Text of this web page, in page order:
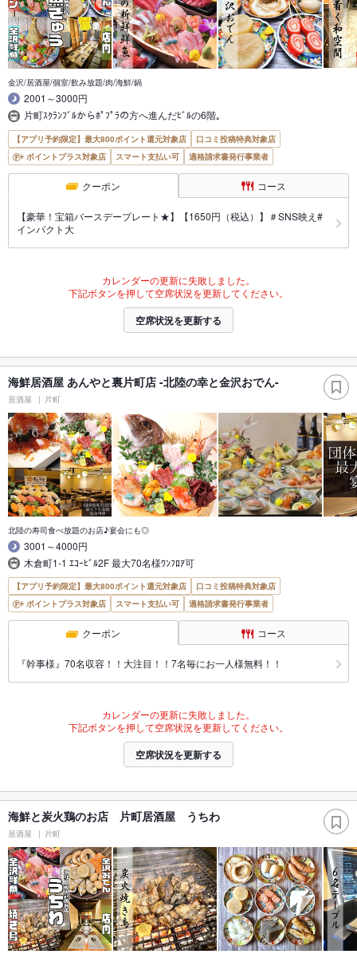
金沢/居酒屋/個室/飲み放題/肉/海鮮/鍋
2001～3000円
片町ｽｸﾗﾝﾌﾞﾙからﾎﾟﾌﾟﾗの方へ進んだﾋﾞﾙの6階｡
【アプリ予約限定】最大800ポイント還元対象店
口コミ投稿特典対象店
ポイントプラス対象店
スマート支払い可 適格請求書発行事業者
クーポン コース
【豪華！宝箱バースデープレート★】【1650円（税込）】＃SNS映え#
インパクト大
カレンダーの更新に失敗しました。
下記ボタンを押して空席状況を更新してください。
空席状況を更新する
海鮮居酒屋 あんやと裏片町店 -北陸の幸と金沢おでん-
居酒屋 片町
北陸の寿司食べ放題のお店♪宴会にも◎
3001～4000円
木倉町1-1 ｴｺｰﾋﾞﾙ2F 最大70名様ﾜﾝﾌﾛｱ可
【アプリ予約限定】最大800ポイント還元対象店
口コミ投稿特典対象店
ポイントプラス対象店
スマート支払い可 適格請求書発行事業者
クーポン コース
『幹事様』70名収容！！大注目！！7名毎にお一人様無料！！
カレンダーの更新に失敗しました。
下記ボタンを押して空席状況を更新してください。
空席状況を更新する
海鮮と炭火鶏のお店 片町居酒屋 うちわ
居酒屋 片町